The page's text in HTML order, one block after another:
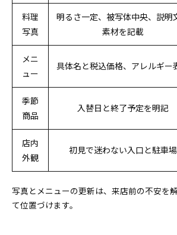
料理
写真
明るさ一定、被写体中央、説明
素材を記載
メニ
ュー
具体名と税込価格、アレルギー
季節
商品
入替日と終了予定を明記
店内
外観
初見で迷わない入口と駐車場
写真とメニューの更新は、来店前の不安を
て位置づけます。